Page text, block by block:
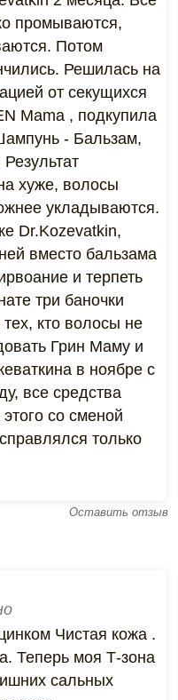
промываются,
Потом
Решилась на
от секущихся
Mama , подкупила
- Бальзам,
хуже, волосы
укладываются.
Dr.Kozevatkin,
вместо бальзама
и терпеть
три баночки
кто волосы не
Грин Маму и
в ноябре с
все средства
со сменой
только
Оставить отзыв
Чистая кожа .
Теперь моя Т-зона
сальных